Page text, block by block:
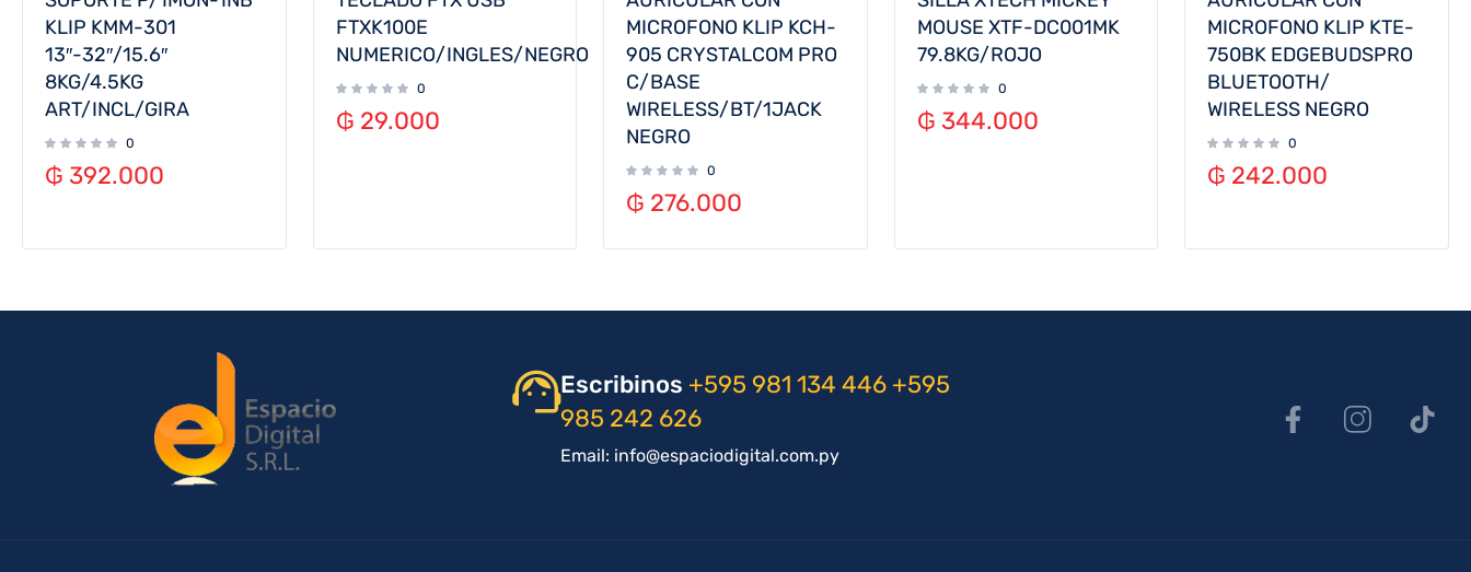
KLIP KMM-301
13″-32″/15.6″
8KG/4.5KG
ART/INCL/GIRA
0
₲ 392.000
FTXK100E
NUMERICO/INGLES/NEGRO
0
₲ 29.000
MICROFONO KLIP KCH-
905 CRYSTALCOM PRO
C/BASE
WIRELESS/BT/1JACK
NEGRO
0
₲ 276.000
MOUSE XTF-DC001MK
79.8KG/ROJO
0
₲ 344.000
MICROFONO KLIP KTE-
750BK EDGEBUDSPRO
BLUETOOTH/
WIRELESS NEGRO
0
₲ 242.000
Escribinos +595 981 134 446 +595
985 242 626
Email: info@espaciodigital.com.py